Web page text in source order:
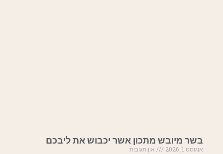
בשר מיובש מתכון אשר יכבוש את ליבכם
אוגוסט 1, 2026
אין תגובות